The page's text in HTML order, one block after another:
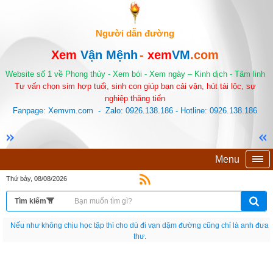
Người dẫn đường
Xem Vận Mệnh- xemVM.com
Website số 1 về Phong thủy - Xem bói - Xem ngày – Kinh dịch - Tâm linh
Tư vấn chọn sim hợp tuổi, sinh con giúp bạn cải vận, hút tài lộc, sự
nghiệp thăng tiến
Fanpage: Xemvm.com - Zalo: 0926.138.186 - Hotline: 0926.138.186
Menu
Thứ bảy, 08/08/2026
Nếu như không chịu học tập thì cho dù đi vạn dặm đường cũng chỉ là anh đưa
thư.